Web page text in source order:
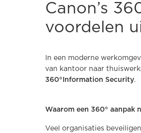
Canon’s
voordelen
In een moderne
van kantoor naar
360°Information Security.
Waarom een 360° aanpak
Veel organisaties